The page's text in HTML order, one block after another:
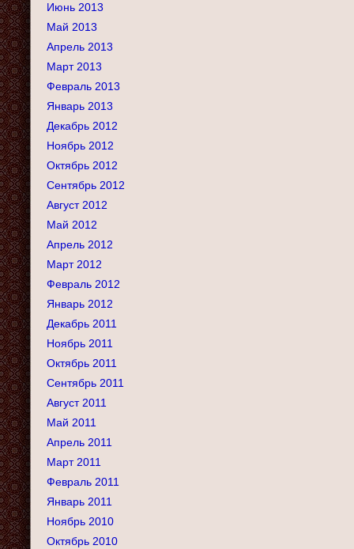
Июнь 2013
Май 2013
Апрель 2013
Март 2013
Февраль 2013
Январь 2013
Декабрь 2012
Ноябрь 2012
Октябрь 2012
Сентябрь 2012
Август 2012
Май 2012
Апрель 2012
Март 2012
Февраль 2012
Январь 2012
Декабрь 2011
Ноябрь 2011
Октябрь 2011
Сентябрь 2011
Август 2011
Май 2011
Апрель 2011
Март 2011
Февраль 2011
Январь 2011
Ноябрь 2010
Октябрь 2010